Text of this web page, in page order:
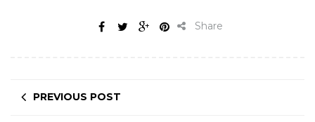
Share
PREVIOUS POST